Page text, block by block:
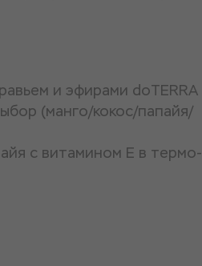
и эфирами doTERRA
(манго/кокос/папайя/
с витамином Е в термо-